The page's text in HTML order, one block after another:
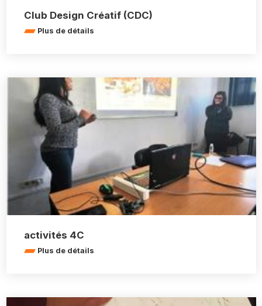
Club Design Créatif (CDC)
Plus de détails
activités 4C
Plus de détails